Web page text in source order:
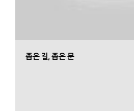
좁은 길, 좁은 문